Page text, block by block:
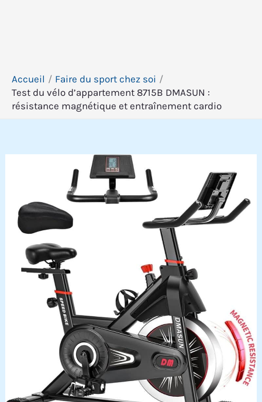
Accueil
Faire du sport chez soi
Test du vélo d’appartement 8715B DMASUN :
résistance magnétique et entraînement cardio